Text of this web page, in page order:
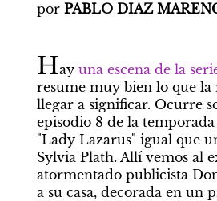
por PABLO DIAZ
Hay una escena de la
resume muy bien lo que la
llegar a significar. Ocurre
episodio 8 de la
"Lady Lazarus" igual que
Sylvia Plath. Allí vemos al
atormentado publicista
a su casa, decorada en un